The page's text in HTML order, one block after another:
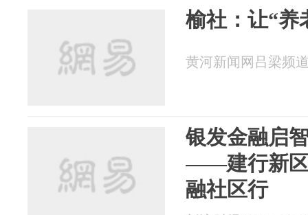
榆社：让“养
黄河新闻网吕梁频
银发金融启
——建行新区
融社区行